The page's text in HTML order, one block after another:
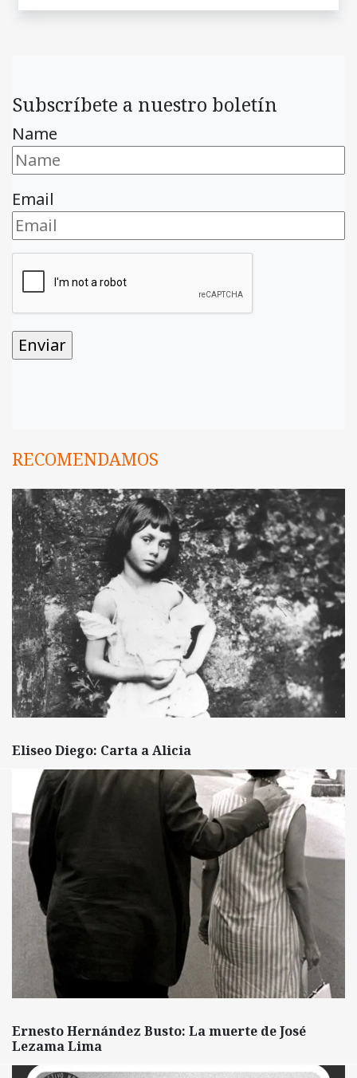
Subscríbete a nuestro boletín
Name
Email
RECOMENDAMOS
Eliseo Diego: Carta a Alicia
Ernesto Hernández Busto: La muerte de José
Lezama Lima